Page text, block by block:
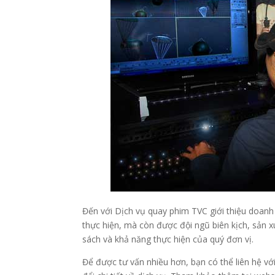
Đến với Dịch vụ quay phim TVC giới thiệu
thực hiện, mà còn được đội ngũ biên kịch, sản
sách và khả năng thực hiện của quý đơn vị.
Để được tư vấn nhiều hơn, bạn có thể liên hệ